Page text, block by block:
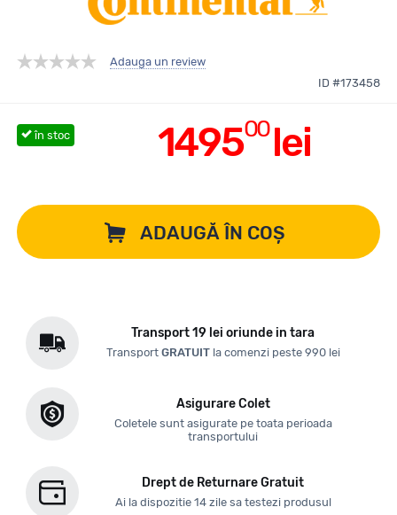
Adauga un review
ID #173458
149500lei
în stoc
ADAUGĂ ÎN COȘ
Transport 19 lei oriunde in tara
Transport GRATUITla comenzi peste 990 lei
Asigurare Colet
Coletele sunt asigurate pe toata perioada
transportului
Drept de Returnare Gratuit
Ai la dispozitie 14 zile sa testezi produsul